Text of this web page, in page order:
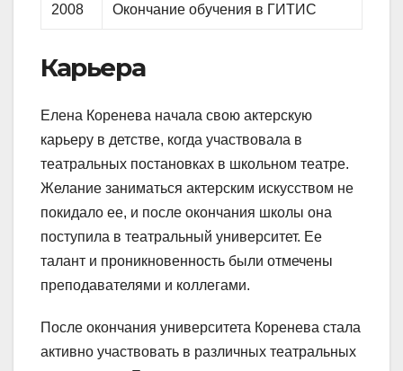
2008 Окончание обучения в ГИТИС
Карьера
Елена Коренева начала свою актерскую
карьеру в детстве, когда участвовала в
театральных постановках в школьном театре.
Желание заниматься актерским искусством не
покидало ее, и после окончания школы она
поступила в театральный университет. Ее
талант и проникновенность были отмечены
преподавателями и коллегами.
После окончания университета Коренева стала
активно участвовать в различных театральных